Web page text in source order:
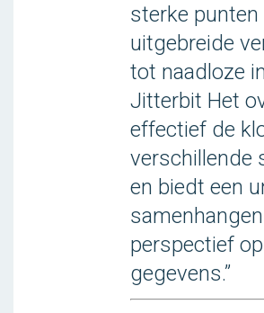
sterke punten
uitgebreide
tot naadloze
Jitterbit Het
effectief de
verschillende
en biedt een
perspectief
gegevens.”